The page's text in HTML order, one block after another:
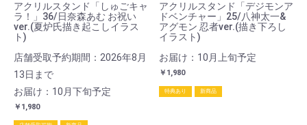
アクリルスタンド「しゅごキャ
ラ！」36/日奈森あむ お祝い
ver.(夏炉氏描き起こしイラス
ト)
店舗受取予約期間：2026年8月
13日まで
お届け：10月下旬予定
￥1,980
アクリルスタンド「デジモンア
ドベンチャー」25/八神太一&
アグモン 忍者ver.(描き下ろし
イラスト)
お届け：10月上旬予定
￥1,980
特典あり 新商品